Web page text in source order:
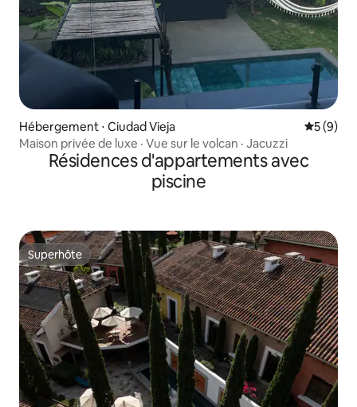
Hébergement ⋅ Ciudad Vieja
5 (9)
Maison privée de luxe · Vue sur le volcan · Jacuzzi
Résidences d'appartements avec
piscine
Superhôte
Superhôte